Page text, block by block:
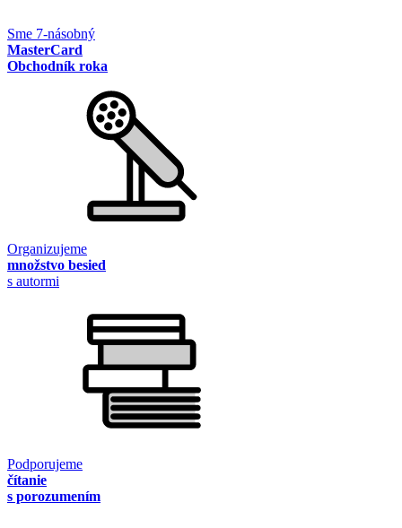
Sme 7-násobný
MasterCard
Obchodník roka
Organizujeme
množstvo besied
s autormi
Podporujeme
čítanie
s porozumením